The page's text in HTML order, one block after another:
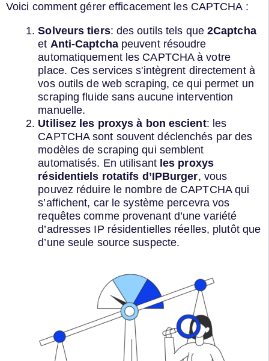
Voici comment gérer efficacement les CAPTCHA :
Solveurs tiers: des outils tels que 2Captcha
et Anti-Captchapeuvent résoudre
automatiquement les CAPTCHA à votre
place. Ces services s'intègrent directement à
vos outils de web scraping, ce qui permet un
scraping fluide sans aucune intervention
manuelle.
Utilisez les proxys à bon escient: les
CAPTCHA sont souvent déclenchés par des
modèles de scraping qui semblent
automatisés. En utilisant les proxys
résidentiels rotatifs d’IPBurger, vous
pouvez réduire le nombre de CAPTCHA qui
s’affichent, car le système percevra vos
requêtes comme provenant d’une variété
d’adresses IP résidentielles réelles, plutôt que
d’une seule source suspecte.